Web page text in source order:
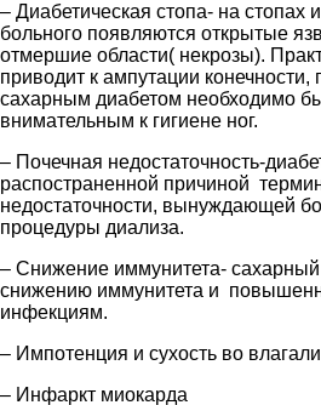
– Диабетическая стопа- на стопах
больного появляются открытые
отмершие области( некрозы).
приводит к ампутации
сахарным диабетом необходимо
внимательным к гигиене ног.
– Почечная недостаточность-
распостраненной причиной
недостаточности, вынуждающей
процедуры диализа.
– Снижение иммунитета- сахарный
снижению иммунитета и
инфекциям.
– Импотенция и сухость во
– Инфаркт миокарда